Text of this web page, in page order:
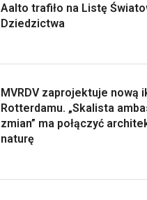
Aalto trafiło na Listę
Dziedzictwa
MVRDV zaprojektuje nową
Rotterdamu. „Skalista
zmian” ma połączyć
naturę